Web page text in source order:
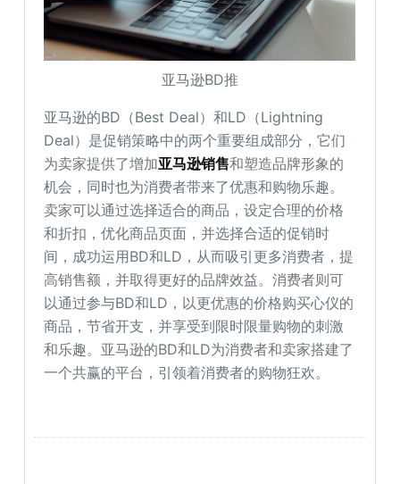
亚马逊BD推
亚马逊的BD（Best Deal）和LD（Lightning
Deal）是促销策略中的两个重要组成部分，它们
为卖家提供了增加亚马逊销售和塑造品牌形象的
机会，同时也为消费者带来了优惠和购物乐趣。
卖家可以通过选择适合的商品，设定合理的价格
和折扣，优化商品页面，并选择合适的促销时
间，成功运用BD和LD，从而吸引更多消费者，提
高销售额，并取得更好的品牌效益。消费者则可
以通过参与BD和LD，以更优惠的价格购买心仪的
商品，节省开支，并享受到限时限量购物的刺激
和乐趣。亚马逊的BD和LD为消费者和卖家搭建了
一个共赢的平台，引领着消费者的购物狂欢。